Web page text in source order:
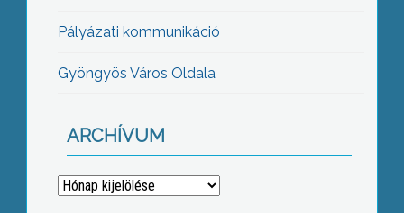
Pályázati kommunikáció
Gyöngyös Város Oldala
ARCHÍVUM
Archívum